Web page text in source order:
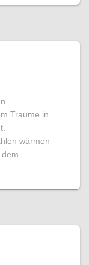
Traume in
wärmen